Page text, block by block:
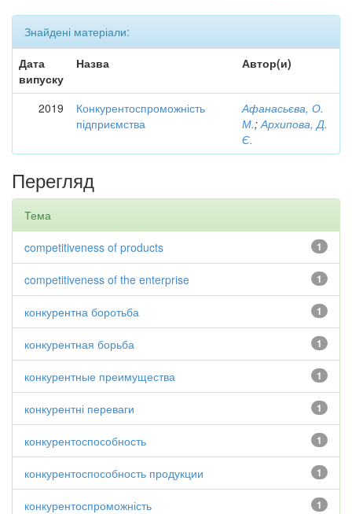
Знайдені матеріали:
Дата
випуску
Назва Автор(и)
2019
Конкурентоспроможність
підприємства
Афанасьєва, О.
М.;Архипова, Д.
Є.
Перегляд
Тема
1
competitiveness of products
1
competitiveness of the enterprise
1
конкурентна боротьба
1
конкурентная борьба
1
конкурентные преимущества
1
конкурентні переваги
1
конкурентоспособность
1
конкурентоспособность продукции
1
конкурентоспроможність